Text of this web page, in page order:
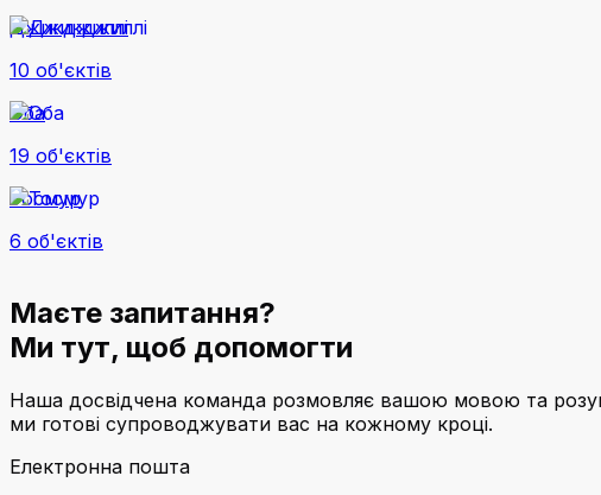
Джикджиллі
10 об'єктів
Оба
19 об'єктів
Тосмур
6 об'єктів
Маєте запитання?
Ми тут, щоб допомогти
Наша досвідчена команда розмовляє вашою мовою та
ми готові супроводжувати вас на кожному кроці.
Електронна пошта